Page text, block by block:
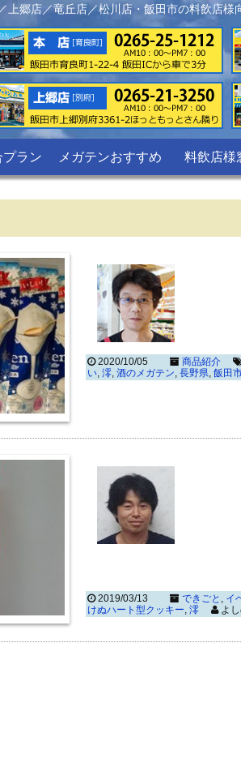
郷店／竜丘店／松川店・飯田市の料飲店様
ラン メガテンおすすめ 料飲店様
2020/10/05 商品紹介
い 澪 酒のメガテン 長野県 飯田
2019/03/13 できごと , イ
けぬハート型クッキー, 澪 よし